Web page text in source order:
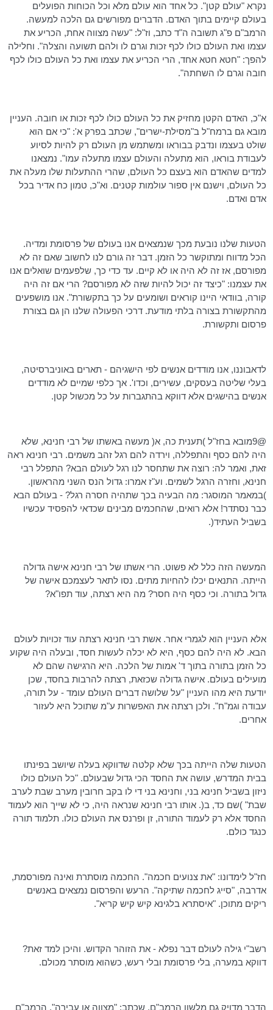
נקרא "עולם קטן". כל אחד הוא עולם מלא וכל הכוחות הפועלים
בעולם קיימים בתוך האדם. הדברים מפורשים גם הלכה למעשה.
הרמב"ם פ"ג תשובה ה"ד כתב, וז"ל: "עשה מצווה אחת, הכריע את
עצמו ואת העולם כולו לכף זכות וגרם לו ולהם תשועה והצלה". וחלילה
להפך: "חטא חטא אחד, הרי הכריע את עצמו ואת כל העולם כולו לכף
חובה וגרם לו השחתה".
א"כ, האדם הקטן מחזיק את כל העולם כולו לכף זכות או חובה. העניין
מובא גם ברמח"ל ב"מסילת-ישרים", שכתב בפרק א': "כי אם הוא
שולט בעצמו ונדבק בבוראו ומשתמש מן העולם רק להיות לסיוע
לעבודת בוראו, הוא מתעלה והעולם עצמו מתעלה עמו". נמצאנו
למדים שהאדם הוא בעצם כל העולם, שהרי ההתעלות שלו מעלה את
כל העולם, וישנם אין ספור עולמות קטנים. וא"כ, טמון כח אדיר בכל
אדם ואדם.
הטעות שלנו נובעת מכך שנמצאים אנו בעולם של פרסומת ומדיה.
הכל מדווח ומתוקשר כל הזמן. דבר זה גורם לנו לחשוב שאם זה לא
מפורסם, אז זה לא היה או לא קיים. עד כדי כך, שלפעמים שואלים אנו
את עצמנו: "כיצד זה יכול להיות שזה לא מפורסם? הרי אם זה היה
קורה, בוודאי היינו קוראים ושומעים על כך בתקשורת". אנו מושפעים
מהתקשורת בצורה בלתי מודעת. דרכי הפעולה שלנו הן גם בצורת
פרסום ותקשורת.
לדאבוננו, אנו מודדים אנשים לפי הישגיהם - תארים באוניברסיטה,
בעלי שליטה בעסקים, עשירים, וכדו'. אך כלפי שמיים לא מודדים
אנשים בהישגים אלא דווקא בהתגברות על כל מכשול קטן.
@9מובא בחז"ל )תענית כה, א( מעשה באשתו של רבי חנינא, שלא
היה להם כסף והתפללה, וירדה להם רגל זהב משמים. רבי חנינא ראה
זאת, ואמר לה: רוצה את שתחסר לנו רגל לעולם הבא? התפלל רבי
חנינא, וחזרה הרגל לשמים. וע"ז אמרו: גדול הנס השני מהראשון.
)במאמר המוסגר: מה הבעיה בכך שתהיה חסרה רגל? - בעולם הבא
כבר נסתדר! אלא רואים, שהחכמים מבינים שכדאי להפסיד עכשיו
בשביל העתיד(.
המעשה הזה כלל לא פשוט. הרי אשתו של רבי חנינא אישה גדולה
הייתה. התנאים יכלו להחיות מתים. נסו לתאר לעצמכם אישה של
גדול בתורה. וכי כסף היה חסר? מה היא רצתה, עוד תפו"א?
אלא העניין הוא לגמרי אחר. אשת רבי חנינא רצתה עוד זכויות לעולם
הבא. לא היה להם כסף, היא לא יכלה לעשות חסד, ובעלה היה שקוע
כל הזמן בתורה בתוך ד' אמות של הלכה. היא הרגישה שהם לא
מועילים בעולם. אישה גדולה שכזאת, רצתה להרבות בחסד, שכן
יודעת היא מהו העניין "על שלושה דברים העולם עומד - על תורה,
עבודה וגמ"ח". ולכן רצתה את האפשרות ע"מ שתוכל היא לעזור
אחרים.
הטעות שלה הייתה בכך שלא קלטה שדווקא בעלה שיושב בפינתו
בבית המדרש, עושה את החסד הכי גדול שבעולם. "כל העולם כולו
ניזון בשביל חנינא בני, וחנינא בני די לו בקב חרובין מערב שבת לערב
שבת" )שם כד, ב(. אותו רבי חנינא שנראה היה, כי לא שייך הוא לעמוד
החסד אלא רק לעמוד התורה, זן ופרנס את העולם כולו. תלמוד תורה
כנגד כולם.
חז"ל לימדונו: "את צנועים חכמה". החכמה מוסתרת ואינה מפורסמת,
אדרבה, "סייג לחכמה שתיקה". הרעש והפרסום נמצאים באנשים
ריקים מתוכן. "איסתרא בלגינא קיש קיש קריא".
רשב"י גילה לעולם דבר נפלא - את הזוהר הקדוש. והיכן למד זאת?
דווקא במערה, בלי פרסומת ובלי רעש, כשהוא מוסתר מכולם.
הדבר מדויק גם מלשון הרמב"ם, שכתב: "מצווה או עבירה". הרמב"ם